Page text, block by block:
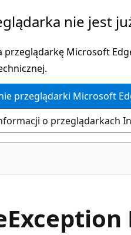
nie jest
przeglądarkę Microsoft
przeglądarki Microsoft
o przeglądarkach
Exception